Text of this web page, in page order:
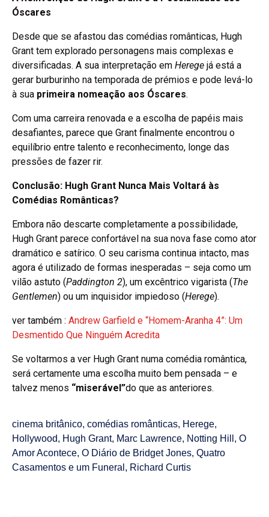
Óscares
Desde que se afastou das comédias românticas, Hugh
Grant tem explorado personagens mais complexas e
diversificadas. A sua interpretação em Herege já está a
gerar burburinho na temporada de prémios e pode levá-lo
à sua primeira nomeação aos Óscares.
Com uma carreira renovada e a escolha de papéis mais
desafiantes, parece que Grant finalmente encontrou o
equilíbrio entre talento e reconhecimento, longe das
pressões de fazer rir.
Conclusão: Hugh Grant Nunca Mais Voltará às
Comédias Românticas?
Embora não descarte completamente a possibilidade,
Hugh Grant parece confortável na sua nova fase como ator
dramático e satírico. O seu carisma continua intacto, mas
agora é utilizado de formas inesperadas – seja como um
vilão astuto (Paddington 2), um excêntrico vigarista (The
Gentlemen) ou um inquisidor impiedoso (Herege).
ver também : Andrew Garfield e “Homem-Aranha 4”: Um
Desmentido Que Ninguém Acredita
Se voltarmos a ver Hugh Grant numa comédia romântica,
será certamente uma escolha muito bem pensada – e
talvez menos “miserável”do que as anteriores.
cinema britânico, comédias românticas, Herege,
Hollywood, Hugh Grant, Marc Lawrence, Notting Hill , O
Amor Acontece, O Diário de Bridget Jones, Quatro
Casamentos e um Funeral , Richard Curtis